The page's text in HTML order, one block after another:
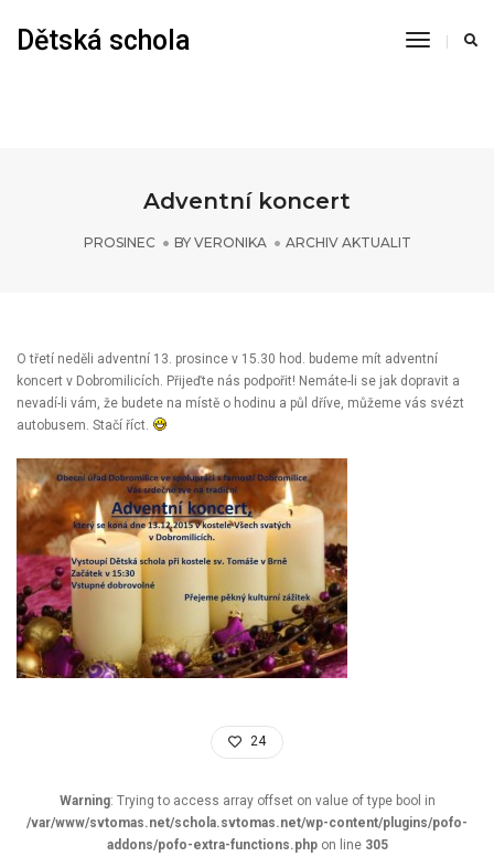
Warning: Constant AUTOSAVE_INTERVAL already defined in
/var/www/svtomas.net/schola.svtomas.net/wp-config.php
Dětská schola
Toggle
Adventní koncert
PROSINEC BY VERONIKA ARCHIV AKTUALIT
O třetí neděli adventní 13. prosince v 15.30 hod. budeme mít adventní
koncert v Dobromilicích. Přijeďte nás podpořit! Nemáte-li se jak dopravit a
nevadí-li vám, že budete na místě o hodinu a půl dříve, můžeme vás svézt
autobusem. Stačí říct.
24
Warning: Trying to access array offset on value of type bool in
/var/www/svtomas.net/schola.svtomas.net/wp-content/plugins/pofo-
addons/pofo-extra-functions.phpon line 305